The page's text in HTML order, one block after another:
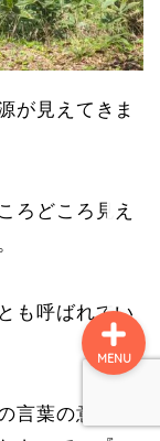
が見えてきま
どころ見え
とも呼ばれてい
言葉の意味か
MENU
名所
自然